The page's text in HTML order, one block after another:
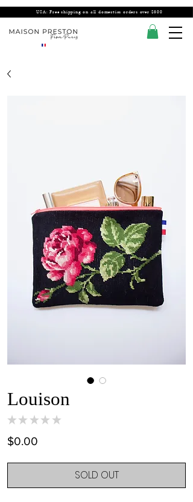
USA: Free shipping on all domestics orders over $300
Louison
★ ★ ★ ★ ★
$0.00
SOLD OUT